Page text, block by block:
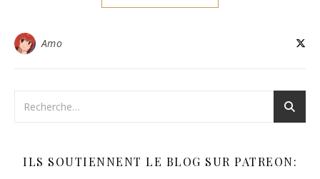
Amo
ILS SOUTIENNENT LE BLOG SUR PATREON: